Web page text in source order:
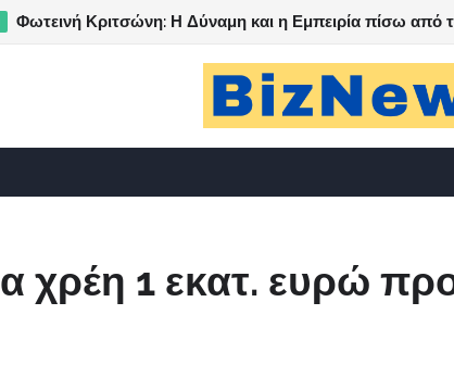
Φωτεινή Κριτσώνη: Η Δύναμη και η Εμπειρία πίσω από
χρέη 1 εκατ. ευρώ